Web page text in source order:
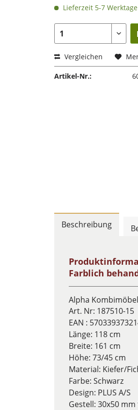
Lieferzeit 5-7 Werktage
Vergleichen
Artikel-Nr.:
Beschreibung
Farblich
Alpha
Art. Nr: 187510-15
EAN :
Länge: 118 cm
Breite: 161 cm
Höhe: 73/45 cm
Material: Kiefer/
Farbe: Schwarz
Design: PLUS A/S
Gestell: 30x50